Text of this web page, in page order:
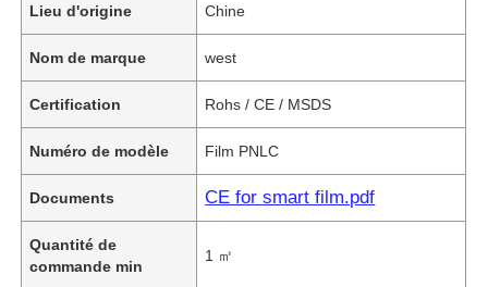
Lieu d'origine Chine
Nom de marque west
Certification Rohs / CE / MSDS
Numéro de modèle Film PNLC
Documents CE for smart film.pdf
Quantité de
commande min
1 ㎡